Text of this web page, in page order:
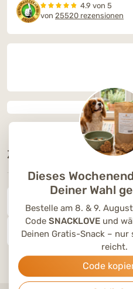
4.9 von 5
von 25520 rezensionen
ZAHLUNGSOPTIONEN
Dieses
Deiner Wahl
Bestelle am 8. & 9.
Code SNACKLOVE und
Deinen Gratis-Snack –
reicht.
Code